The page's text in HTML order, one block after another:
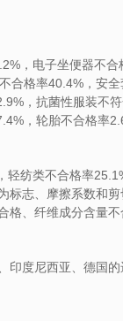
，电子坐便器不
合格率40.4%，安
，抗菌性服装不
，轮胎不合格率
轻纺类不合格率
标志、摩擦系数和
格、纤维成分含量
印度尼西亚、德国